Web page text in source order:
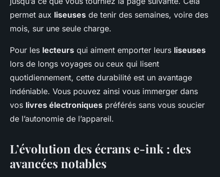
permet aux liseuses de tenir des semaines, voire des
mois, sur une seule charge.
Pour les lecteurs qui aiment emporter leurs liseuses
lors de longs voyages ou ceux qui lisent
quotidiennement, cette durabilité est un avantage
indéniable. Vous pouvez ainsi vous immerger dans
vos livres électroniques préférés sans vous soucier
de l’autonomie de l’appareil.
L’évolution des écrans e-ink : des
avancées notables